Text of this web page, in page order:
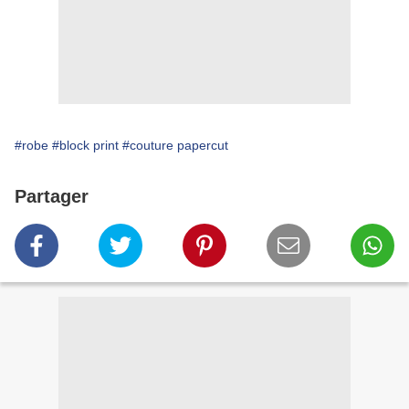
#robe #block print #couture papercut
Partager